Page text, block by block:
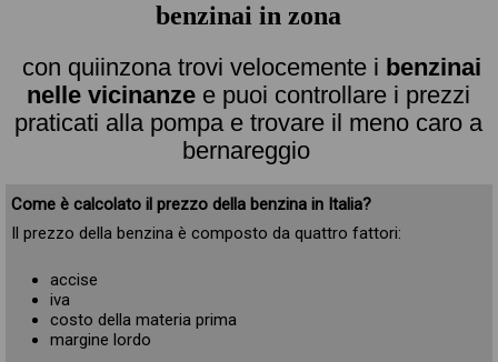
benzinai in zona
con quiinzona trovi velocemente i benzinai
nelle vicinanze e puoi controllare i prezzi
praticati alla pompa e trovare il meno caro a
bernareggio
Come è calcolato il prezzo della benzina in Italia?
Il prezzo della benzina è composto da quattro fattori:
accise
iva
costo della materia prima
margine lordo